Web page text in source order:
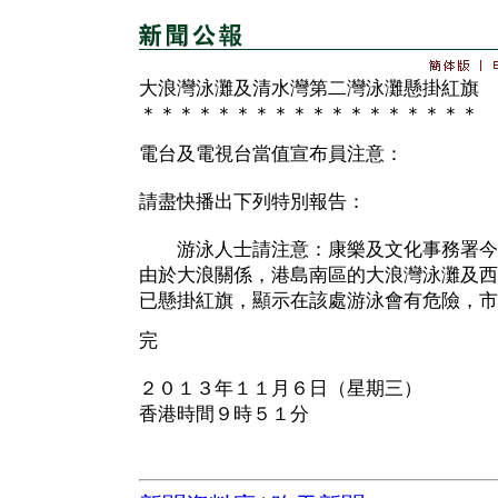
大浪灣泳灘及清水灣第二灣泳灘懸掛紅旗
＊＊＊＊＊＊＊＊＊＊＊＊＊＊＊＊＊＊
電台及電視台當值宣布員注意：
請盡快播出下列特別報告：
游泳人士請注意：康樂及文化事務署今
由於大浪關係，港島南區的大浪灣泳灘及
已懸掛紅旗，顯示在該處游泳會有危險，
完
２０１３年１１月６日（星期三）
香港時間９時５１分